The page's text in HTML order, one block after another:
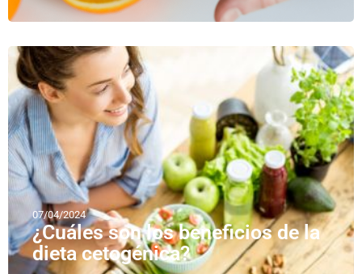
07/04/2024
¿Cuáles son los beneficios de la
dieta cetogénica?